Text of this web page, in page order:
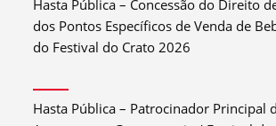
Hasta Pública – Concessão do Direito
dos Pontos Específicos de Venda de
do Festival do Crato 2026
Hasta Pública – Patrocinador Principal